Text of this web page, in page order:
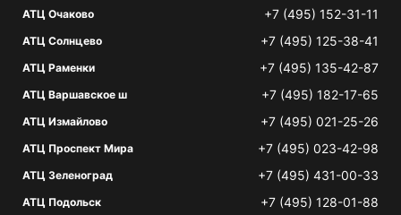
АТЦ Очаково +7 (495) 152-31-11
АТЦ Солнцево +7 (495) 125-38-41
АТЦ Раменки +7 (495) 135-42-87
АТЦ Варшавское ш +7 (495) 182-17-65
АТЦ Измайлово +7 (495) 021-25-26
АТЦ Проспект Мира +7 (495) 023-42-98
АТЦ Зеленоград +7 (495) 431-00-33
АТЦ Подольск +7 (495) 128-01-88